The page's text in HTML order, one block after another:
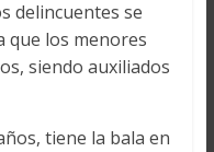
delincuentes se
que los menores
siendo auxiliados
tiene la bala en